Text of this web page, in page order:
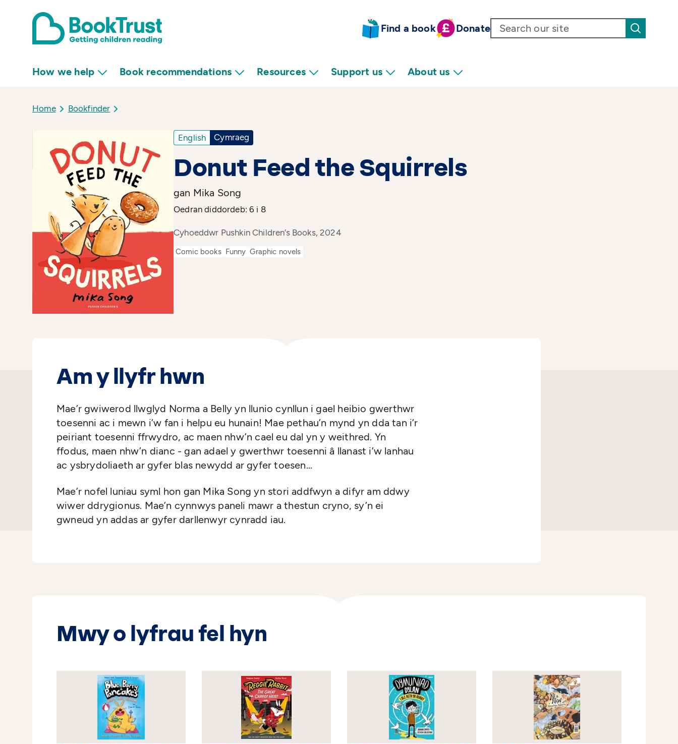
Find a book Donate
How we help Book recommendations Resources Support us About us
Home Bookfinder
English Cymraeg
Donut Feed the Squirrels
gan Mika Song
Oedran diddordeb: 6 i 8
Cyhoeddwr Pushkin Children’s Books, 2024
Comic books Funny Graphic novels
Am y llyfr hwn
Mae’r gwiwerod llwglyd Norma a Belly yn llunio cynllun i gael heibio gwerthwr
toesenni ac i mewn i’w fan i helpu eu hunain! Mae pethau’n mynd yn dda tan i’r
peiriant toesenni ffrwydro, ac maen nhw’n cael eu dal yn y weithred. Yn
ffodus, maen nhw’n dianc - gan adael y gwerthwr toesenni â llanast i’w lanhau
ac ysbrydoliaeth ar gyfer blas newydd ar gyfer toesen…
Mae’r nofel luniau syml hon gan Mika Song yn stori addfwyn a difyr am ddwy
wiwer ddrygionus. Mae’n cynnwys paneli mawr a thestun cryno, sy’n ei
gwneud yn addas ar gyfer darllenwyr cynradd iau.
Mwy o lyfrau fel hyn